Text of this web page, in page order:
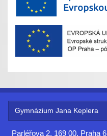
Gymnázium Jana Keplera
Parléřova 2, 169 00, Praha 6